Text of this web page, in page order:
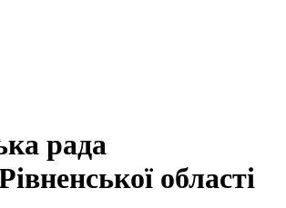
рада
області